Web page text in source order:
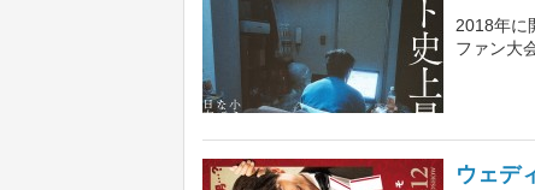
2018年に
ファン大
ウェデ